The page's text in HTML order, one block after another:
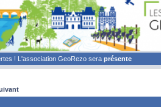
! L'association GeoRezo sera présente